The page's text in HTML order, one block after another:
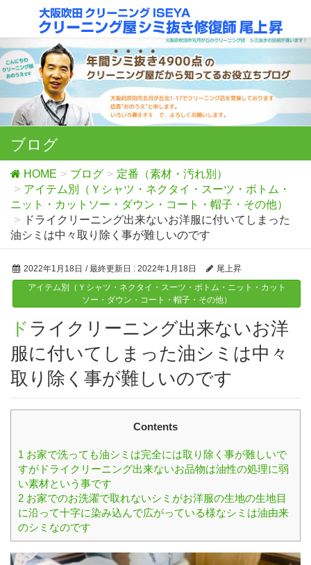
ブログ
HOME ブログ
定番（素材・汚れ別）
アイテム別（Ｙシャツ・ネクタイ・スーツ・ボトム・
ニット・カットソー・ダウン・コート・帽子・その他）
ドライクリーニング出来ないお洋服に付いてしまった
油シミは中々取り除く事が難しいのです
2022年1月18日 / 最終更新日 : 2022年1月18日
尾上昇
アイテム別（Ｙシャツ・ネクタイ・スーツ・ボトム・ニット・カット
ソー・ダウン・コート・帽子・その他）
ドライクリーニング出来ないお洋
服に付いてしまった油シミは中々
取り除く事が難しいのです
Contents
1 お家で洗っても油シミは完全には取り除く事が難しいで
すがドライクリーニング出来ないお品物は油性の処理に弱
い素材という事です
2 お家でのお洗濯で取れないシミがお洋服の生地の生地目
に沿って十字に染み込んで広がっている様なシミは油由来
のシミなのです